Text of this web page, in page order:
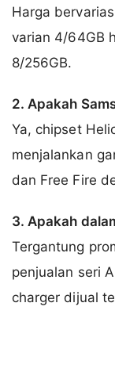
Harga
varian 4/64GB
8/256GB.
2. Apakah
Ya, chipset
menjalankan
dan Free Fire
3. Apakah
Tergantung
penjualan seri
charger dijual